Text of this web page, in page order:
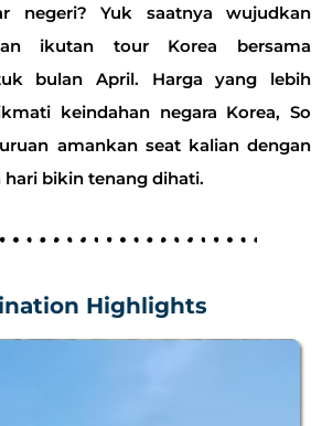
negeri? Yuk saatnya wujudkan
ikutan tour Korea bersama
bulan April. Harga yang lebih
keindahan negara Korea, So
amankan seat kalian dengan
bikin tenang dihati.
Highlights